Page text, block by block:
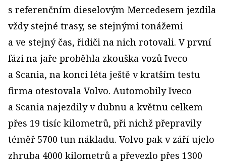
s referenčním dieselovým Mercedesem jezdila
vždy stejné trasy, se stejnými tonážemi
a ve stejný čas, řidiči na nich rotovali. V první
fázi na jaře proběhla zkouška vozů Iveco
a Scania, na konci léta ještě v kratším testu
firma otestovala Volvo. Automobily Iveco
a Scania najezdily v dubnu a květnu celkem
přes 19 tisíc kilometrů, při nichž přepravily
téměř 5700 tun nákladu. Volvo pak v září ujelo
zhruba 4000 kilometrů a převezlo přes 1300